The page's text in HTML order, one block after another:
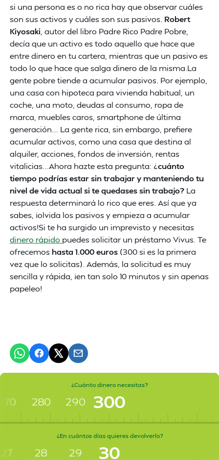
si una persona es o no rica hay que observar cuáles
son sus activos y cuáles son sus pasivos. Robert
Kiyosaki , autor del libro Padre Rico Padre Pobre,
decía que un activo es todo aquello que hace que
entre dinero en tu cartera, mientras que un pasivo es
todo lo que hace que salga dinero de la misma.La
gente pobre tiende a acumular pasivos. Por ejemplo,
una casa con hipoteca para vivienda habitual, un
coche, una moto, deudas al consumo, ropa de
marca, muebles caros, smartphone de última
generación… La gente rica, sin embargo, prefiere
acumular activos, como una casa que destina al
alquiler, acciones, fondos de inversión, rentas
vitalicias…Ahora hazte esta pregunta: ¿cuánto
tiempo podrías estar sin trabajar y manteniendo tu
nivel de vida actual si te quedases sin trabajo? La
respuesta determinará lo rico que eres. Así que ya
sabes, ¡olvida los pasivos y empieza a acumular
activos!Si te ha surgido un imprevisto y necesitas
dinero rápido puedes solicitar un préstamo Vivus. Te
ofrecemos hasta 1.000 euros (300 si es la primera
vez que lo solicitas). Además, la solicitud es muy
sencilla y rápida, ¡en tan solo 10 minutos y sin apenas
papeleo!
¿Cuánto dinero necesitas?
280 290 300
¿En cuántos días quieres devolverlo?
27 28 29 30